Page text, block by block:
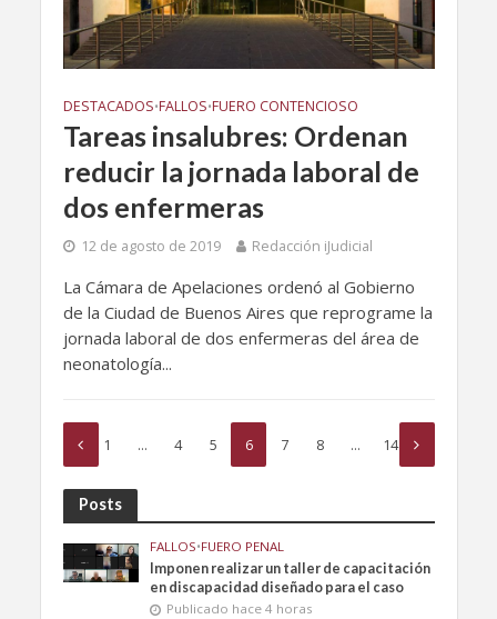
DESTACADOS•FALLOS•FUERO CONTENCIOSO
Tareas insalubres: Ordenan
reducir la jornada laboral de
dos enfermeras
12 de agosto de 2019 Redacción iJudicial
La Cámara de Apelaciones ordenó al Gobierno
de la Ciudad de Buenos Aires que reprograme la
jornada laboral de dos enfermeras del área de
neonatología...
1 … 4 5 6 7 8 … 14
Posts
FALLOS•FUERO PENAL
Imponen realizar un taller de capacitación
en discapacidad diseñado para el caso
Publicado hace 4 horas